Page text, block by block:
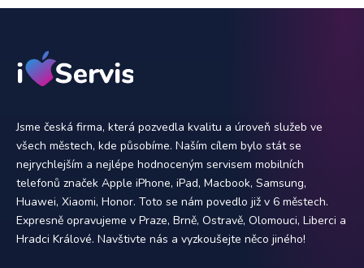
Jsme česká firma, která pozvedla kvalitu a úroveň služeb ve
všech městech, kde působíme. Naším cílem bylo stát se
nejrychlejším a nejlépe hodnoceným servisem mobilních
telefonů značek Apple iPhone, iPad, Macbook, Samsung,
Huawei, Xiaomi, Honor. Toto se nám povedlo již v 6 městech.
Expresně opravujeme v Praze, Brně, Ostravě, Olomouci, Liberci a
Hradci Králové. Navštivte nás a vyzkoušejte něco jiného!